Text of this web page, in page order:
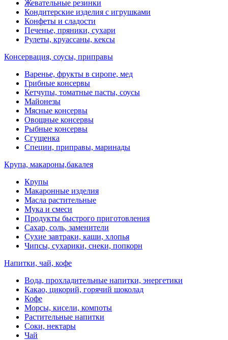
Жевательные резинки
Кондитерские изделия с игрушками
Конфеты и сладости
Печенье, пряники, сухари
Рулеты, круассаны, кексы
Консервация, соусы, приправы
Варенье, фрукты в сиропе, мед
Грибные консервы
Кетчупы, томатные пасты, соусы
Майонезы
Мясные консервы
Овощные консервы
Рыбные консервы
Сгущенка
Специи, приправы, маринады
Крупа, макароны,бакалея
Крупы
Макаронные изделия
Масла растительные
Мука и смеси
Продукты быстрого приготовления
Сахар, соль, заменители
Сухие завтраки, каши, хлопья
Чипсы, сухарики, снеки, попкорн
Напитки, чай, кофе
Вода, прохладительные напитки, энергетики
Какао, цикорий, горячий шоколад
Кофе
Морсы, кисели, компоты
Растительные напитки
Соки, нектары
Чай